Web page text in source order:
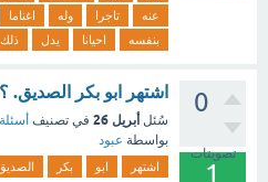
عنه
تاجرا وله اغناما
بنفسه
احيانا يدل ذلك
0
تصويتات
1
اشتهر ابو بكر الصديق.
سُئل أبريل 26 في تصنيف
بواسطة عبود
اشتهر ابو بكر